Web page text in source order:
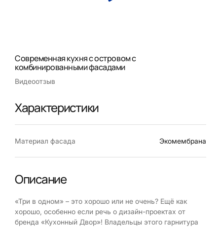
Современная кухня с островом с
комбинированными фасадами
Видеоотзыв
Характеристики
Материал фасада Экомембрана
Описание
«Три в одном» – это хорошо или не очень? Ещё как
хорошо, особенно если речь о дизайн-проектах от
бренда «Кухонный Двор»! Владельцы этого гарнитура